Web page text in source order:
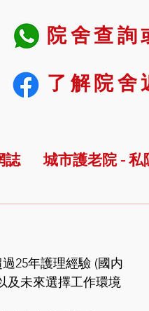
院舍查詢
了解院舍
誌 城市護老院 - 私
25年護理經驗 (國内
及未來選擇工作環境